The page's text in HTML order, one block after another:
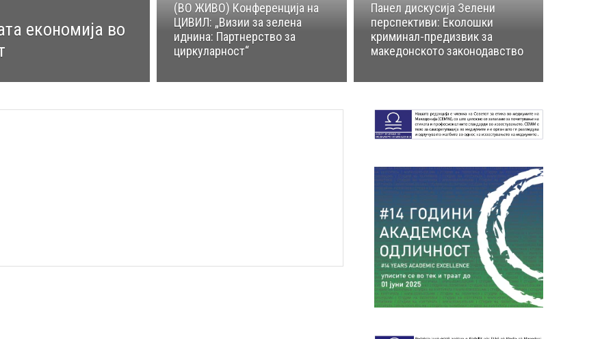
економија во
(ВО ЖИВО) Конференција на
ЦИВИЛ: „Визии за зелена
иднина: Партнерство за
циркуларност“
Панел дискусија Зелени
перспективи: Еколошки
криминал-предизвик за
македонското законодавство